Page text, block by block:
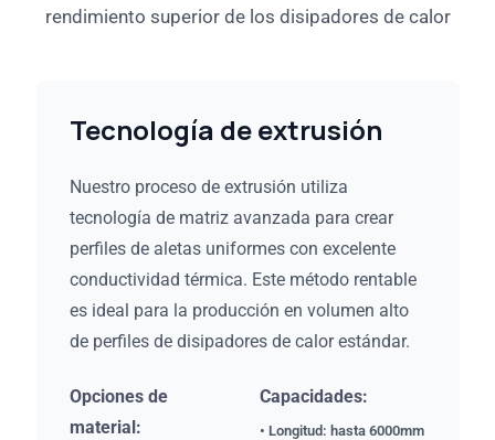
rendimiento superior de los disipadores de calor
Tecnología de extrusión
Nuestro proceso de extrusión utiliza
tecnología de matriz avanzada para crear
perfiles de aletas uniformes con excelente
conductividad térmica. Este método rentable
es ideal para la producción en volumen alto
de perfiles de disipadores de calor estándar.
Opciones de
material:
Capacidades:
• Longitud: hasta 6000mm